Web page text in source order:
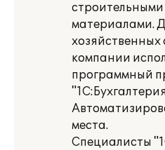
материалами.
компании
программный
места.
Специалисты